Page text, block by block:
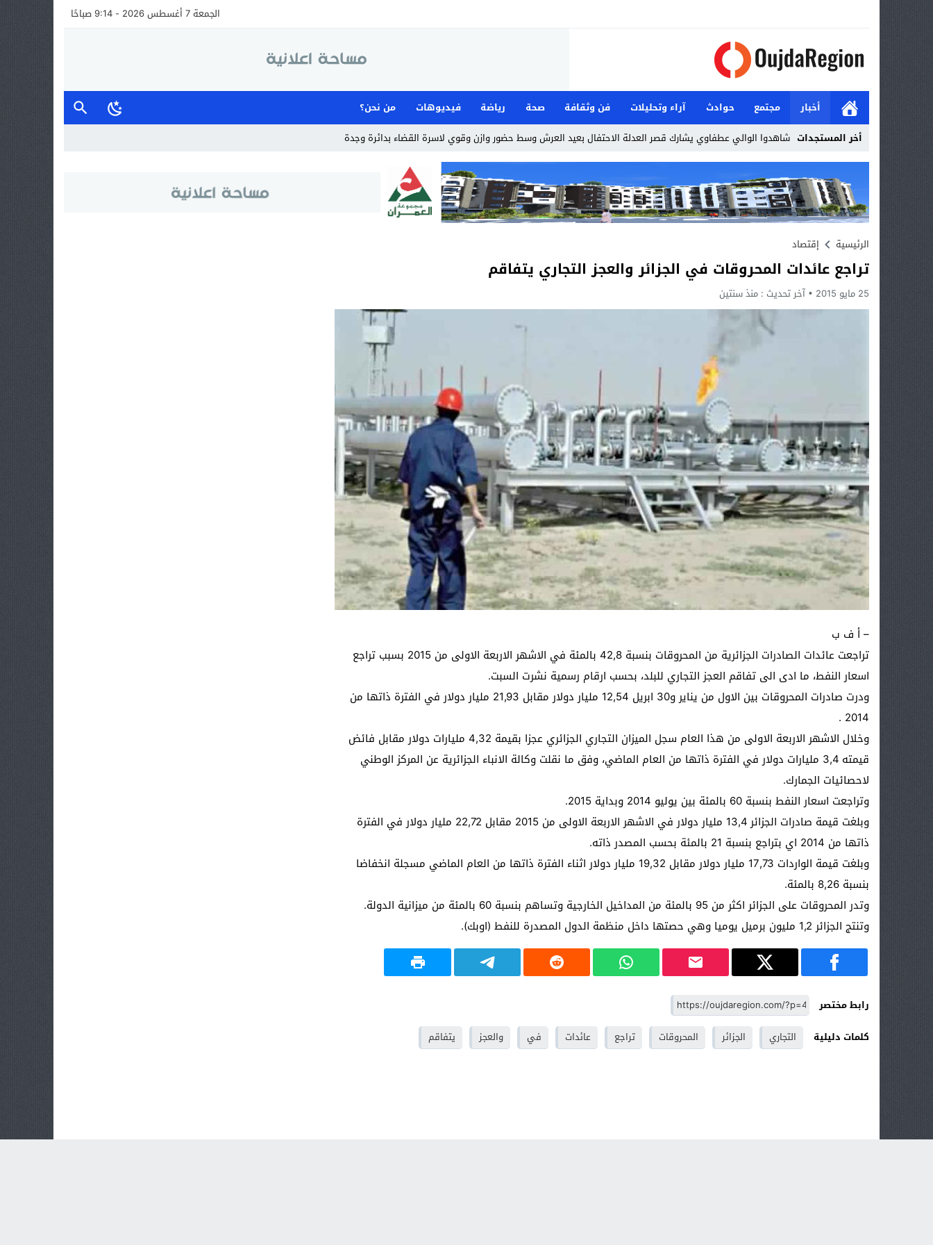
الجمعة 7 أغسطس 2026 - 9:14 صباحًا
أخبار مجتمع حوادث آراء وتحليلات فن وثقافة صحة رياضة فيديوهات
من نحن؟
أخر المستجدات شاهدوا الوالي عطفاوي يشارك قصر العدلة الاحتفال بعيد العرش وسط حضور وازن وقوي لاسرة القضاء بدائرة وجدة
Stop
Previous
Next
الرئيسية
إقتصاد
تراجع عائدات المحروقات في الجزائر والعجز التجاري يتفاقم
25 مايو 2015 آخر تحديث : منذ سنتين
– أ ف ب
تراجعت عائدات الصادرات الجزائرية من المحروقات بنسبة 42,8 بالمئة في الاشهر الاربعة الاولى من 2015 بسبب تراجع
اسعار النفط، ما ادى الى تفاقم العجز التجاري للبلد، بحسب ارقام رسمية نشرت السبت.
ودرت صادرات المحروقات بين الاول من يناير و30 ابريل 12,54 مليار دولار مقابل 21,93 مليار دولار في الفترة ذاتها من
2014 .
وخلال الاشهر الاربعة الاولى من هذا العام سجل الميزان التجاري الجزائري عجزا بقيمة 4,32 مليارات دولار مقابل فائض
قيمته 3,4 مليارات دولار في الفترة ذاتها من العام الماضي، وفق ما نقلت وكالة الانباء الجزائرية عن المركز الوطني
لاحصائيات الجمارك.
وتراجعت اسعار النفط بنسبة 60 بالمئة بين يوليو 2014 وبداية 2015.
وبلغت قيمة صادرات الجزائر 13,4 مليار دولار في الاشهر الاربعة الاولى من 2015 مقابل 22,72 مليار دولار في الفترة
ذاتها من 2014 اي بتراجع بنسبة 21 بالمئة بحسب المصدر ذاته.
وبلغت قيمة الواردات 17,73 مليار دولار مقابل 19,32 مليار دولار اثناء الفترة ذاتها من العام الماضي مسجلة انخفاضا
بنسبة 8,26 بالمئة.
وتدر المحروقات على الجزائر اكثر من 95 بالمئة من المداخيل الخارجية وتساهم بنسبة 60 بالمئة من ميزانية الدولة.
وتنتج الجزائر 1,2 مليون برميل يوميا وهي حصتها داخل منظمة الدول المصدرة للنفط (اوبك).
رابط مختصر
كلمات دليلية
التجاري الجزائر المحروقات تراجع عائدات في والعجز يتفاقم